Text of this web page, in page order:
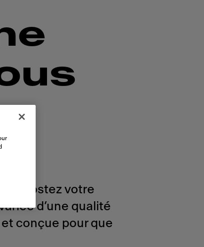
boostez votre
d’une qualité
conçue pour que